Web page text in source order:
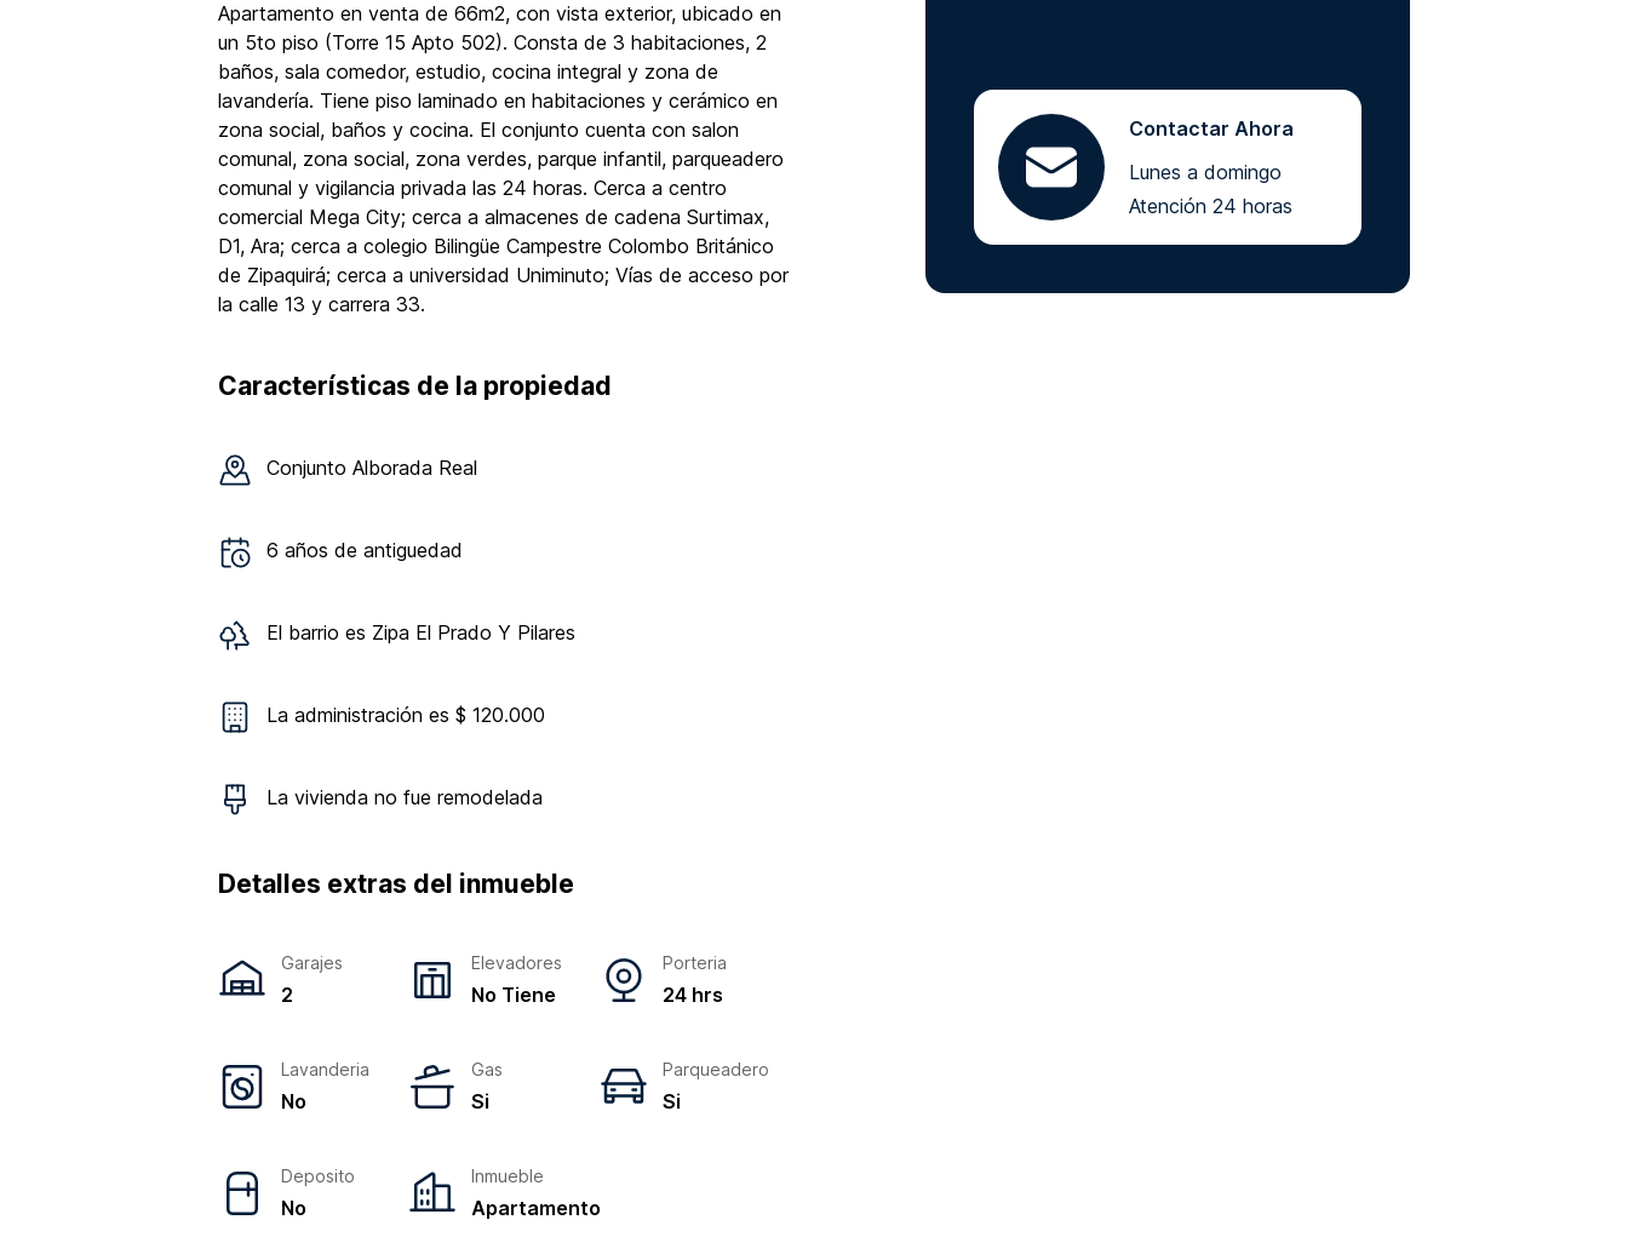
Apartamento en venta de 66m2, con vista exterior, ubicado en
un 5to piso (Torre 15 Apto 502). Consta de 3 habitaciones, 2
baños, sala comedor, estudio, cocina integral y zona de
lavandería. Tiene piso laminado en habitaciones y cerámico en
zona social, baños y cocina. El conjunto cuenta con salon
comunal, zona social, zona verdes, parque infantil, parqueadero
comunal y vigilancia privada las 24 horas. Cerca a centro
comercial Mega City; cerca a almacenes de cadena Surtimax,
D1, Ara; cerca a colegio Bilingüe Campestre Colombo Británico
de Zipaquirá; cerca a universidad Uniminuto; Vías de acceso por
la calle 13 y carrera 33.
Características de la propiedad
Conjunto Alborada Real
6 años de antiguedad
El barrio es Zipa El Prado Y Pilares
La administración es $ 120.000
La vivienda no fue remodelada
Detalles extras del inmueble
Garajes
2
Elevadores
No Tiene
Porteria
24 hrs
Lavanderia
No
Gas
Si
Parqueadero
Si
Deposito
No
Inmueble
Apartamento
Contactar Ahora
Lunes a domingo
Atención 24 horas